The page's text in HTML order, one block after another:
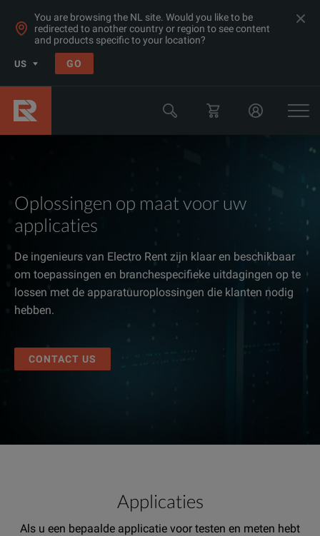
You are browsing the NL site. Would you like to be
redirected to another country or region to see content
and products specific to your location?
US GO
Oplossingen op maat voor uw
applicaties
De ingenieurs van Electro Rent zijn klaar en beschikbaar
om toepassingen en branchespecifieke uitdagingen op te
lossen met de apparatuuroplossingen die klanten nodig
hebben.
CONTACT US
Applicaties
Als u een bepaalde applicatie voor testen en meten hebt